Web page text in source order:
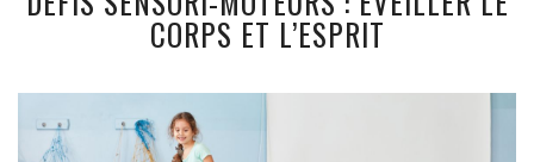
CORPS ET L’ESPRIT